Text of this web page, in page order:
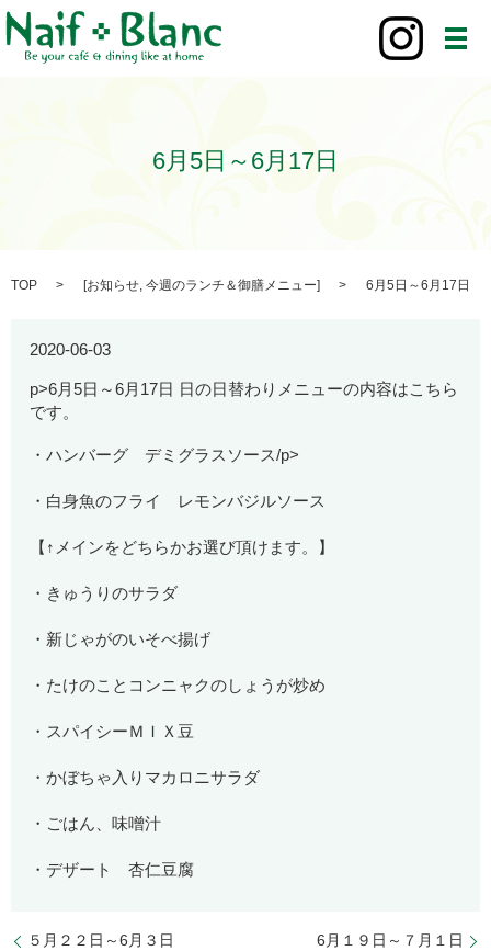
メ
6月5日～6月17日
TOP [お知らせ, 今週のランチ＆御膳メニュー] 6月5日～6月17日
2020-06-03
p>6月5日～6月17日 日の日替わりメニューの内容はこちら
です。
・ハンバーグ デミグラスソース/p>
・白身魚のフライ レモンバジルソース
【↑メインをどちらかお選び頂けます。】
・きゅうりのサラダ
・新じゃがのいそべ揚げ
・たけのことコンニャクのしょうが炒め
・スパイシーＭＩＸ豆
・かぼちゃ入りマカロニサラダ
・ごはん、味噌汁
・デザート 杏仁豆腐
５月２２日～6月３日 6月１９日～７月１日